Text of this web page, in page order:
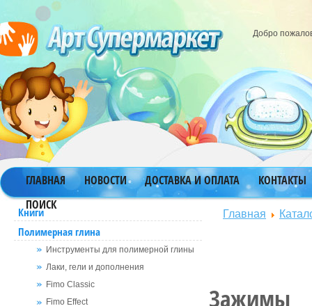
Добро
ГЛАВНАЯ НОВОСТИ ДОСТАВКА И ОПЛАТА
КОНТАКТЫ
ПОИСК
Книги
Полимерная глина
Инструменты для полимерной глины
Лаки, гели и дополнения
Fimo Classic
Fimo Effect
Главная
Зажимы